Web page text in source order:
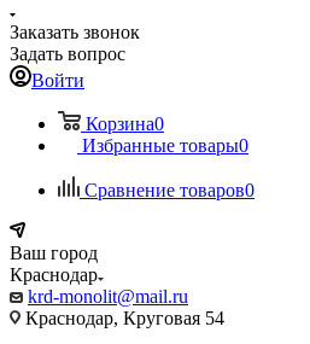
Заказать звонок
Задать вопрос
Войти
Корзина0
Избранные товары0
Сравнение товаров0
Ваш город
Краснодар
krd-monolit@mail.ru
Краснодар, Круговая 54